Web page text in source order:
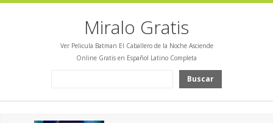
Miralo Gratis
Ver Pelicula Batman El Caballero de la Noche Asciende
Online Gratis en Español Latino Completa
Buscar